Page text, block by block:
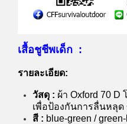
เสื้อชูชีพเด็ก :
รายละเอียด:
วัสดุ : ผ้า Oxford 70
เพื่อป้องกันการลื่นหลุ
สี : blue-green /